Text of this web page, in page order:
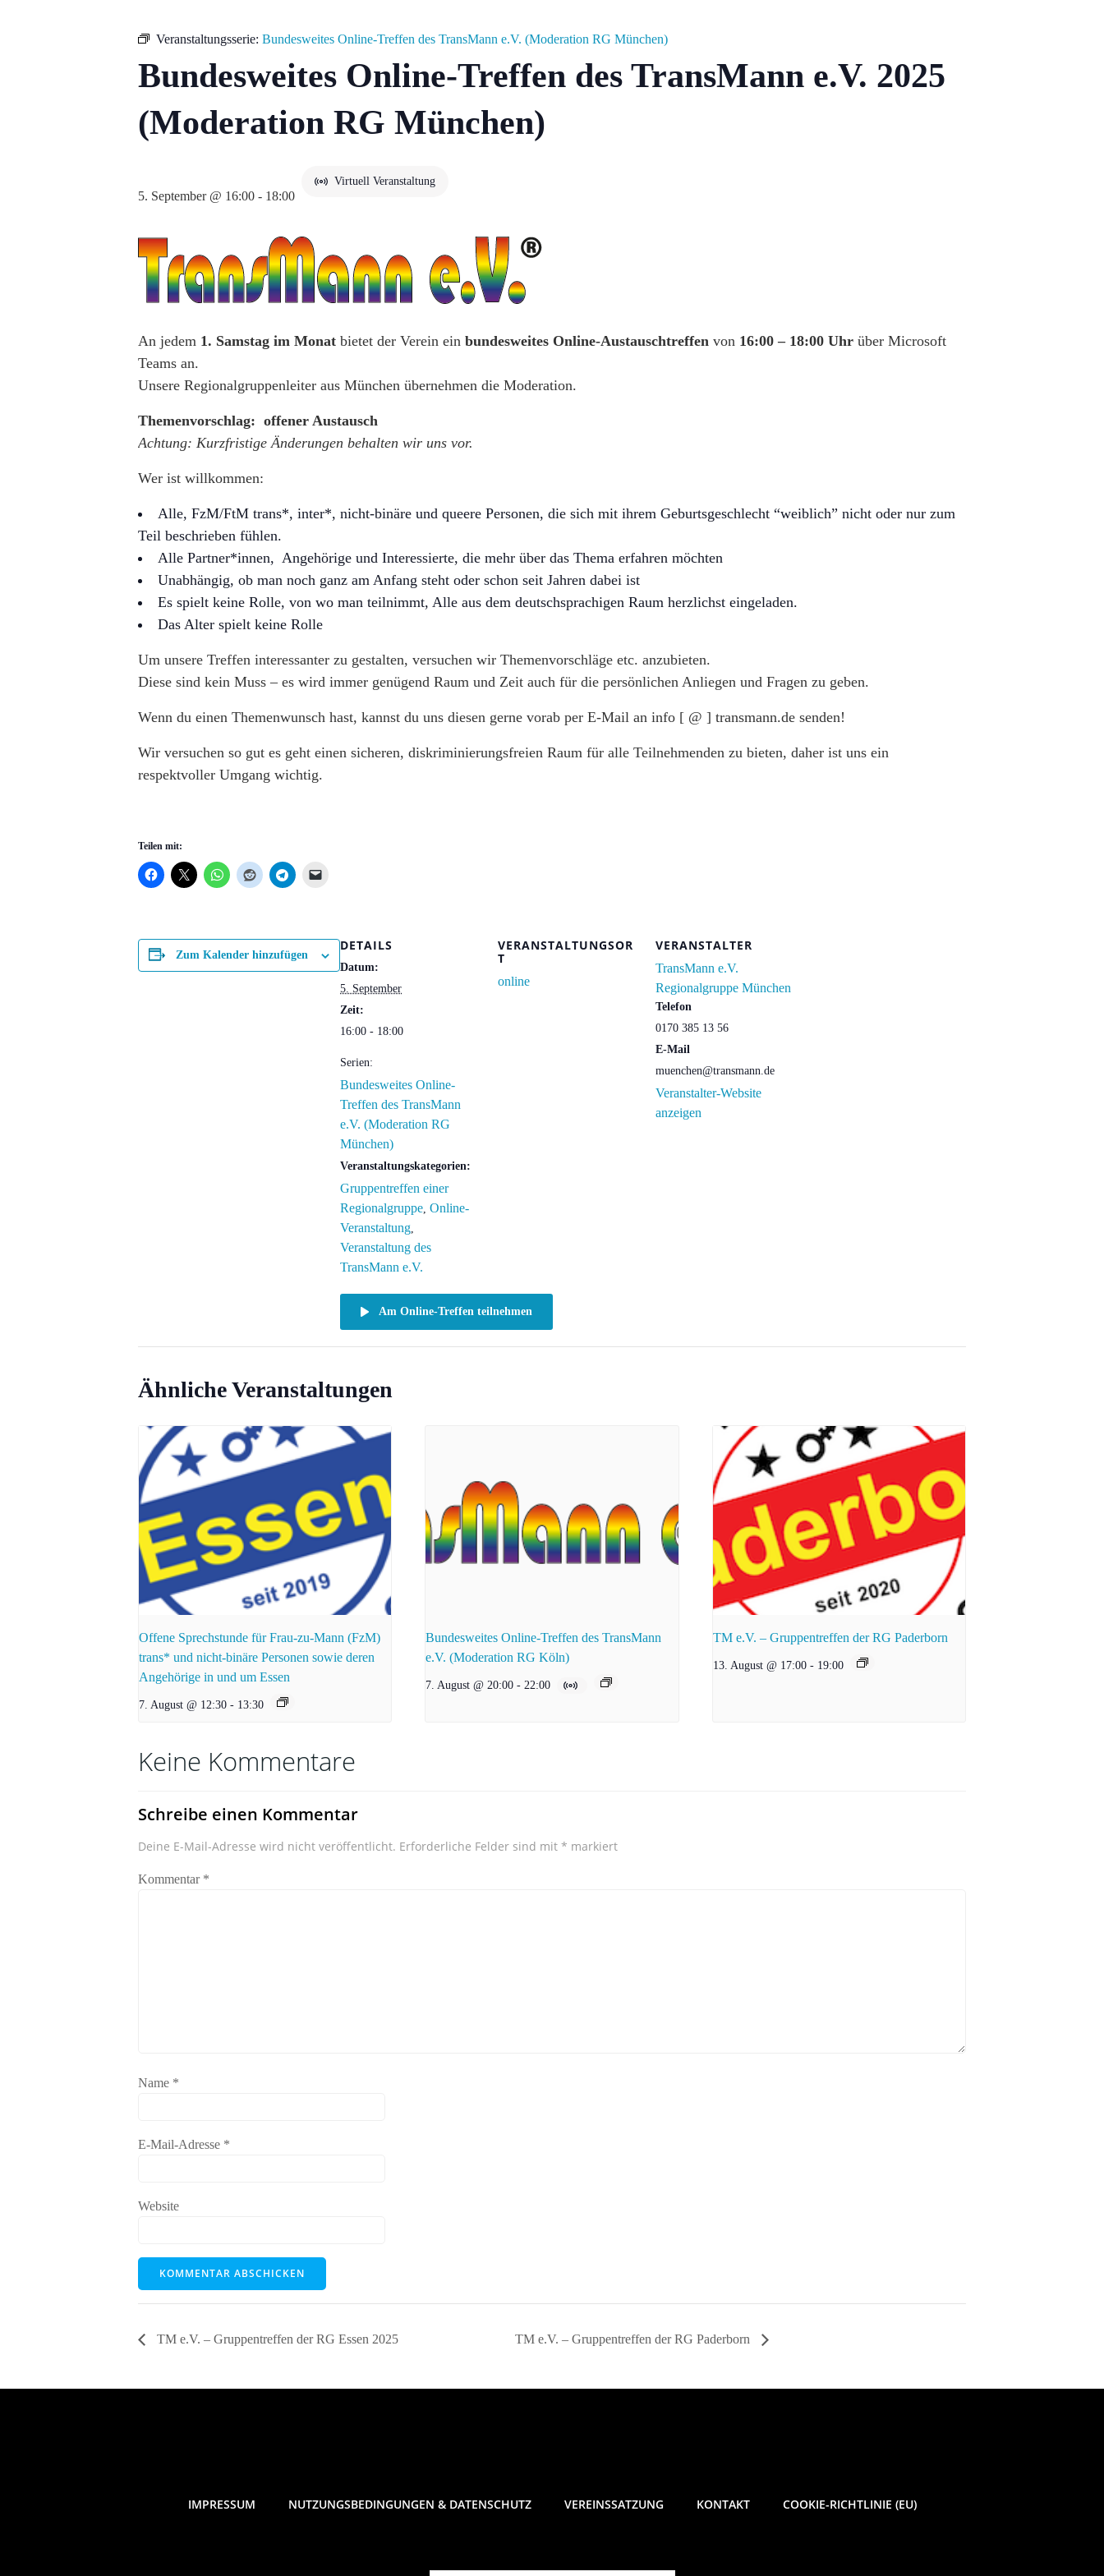
Veranstaltungsserie: Bundesweites Online-Treffen des TransMann e.V. (Moderation RG München)
Bundesweites Online-Treffen des TransMann e.V. 2025
(Moderation RG München)
5. September @ 16:00 - 18:00
Virtuell Veranstaltung
An jedem 1. Samstag im Monat bietet der Verein ein bundesweites Online-Austauschtreffen von 16:00 – 18:00 Uhr über Microsoft
Teams an.
Unsere Regionalgruppenleiter aus München übernehmen die Moderation.
Themenvorschlag: offener Austausch
Achtung: Kurzfristige Änderungen behalten wir uns vor.
Wer ist willkommen:
Alle, FzM/FtM trans*, inter*, nicht-binäre und queere Personen, die sich mit ihrem Geburtsgeschlecht “weiblich” nicht oder nur zum
Teil beschrieben fühlen.
Alle Partner*innen, Angehörige und Interessierte, die mehr über das Thema erfahren möchten
Unabhängig, ob man noch ganz am Anfang steht oder schon seit Jahren dabei ist
Es spielt keine Rolle, von wo man teilnimmt, Alle aus dem deutschsprachigen Raum herzlichst eingeladen.
Das Alter spielt keine Rolle
Um unsere Treffen interessanter zu gestalten, versuchen wir Themenvorschläge etc. anzubieten.
Diese sind kein Muss – es wird immer genügend Raum und Zeit auch für die persönlichen Anliegen und Fragen zu geben.
Wenn du einen Themenwunsch hast, kannst du uns diesen gerne vorab per E-Mail an info [ @ ] transmann.de senden!
Wir versuchen so gut es geht einen sicheren, diskriminierungsfreien Raum für alle Teilnehmenden zu bieten, daher ist uns ein
respektvoller Umgang wichtig.
Teilen mit:
Zum Kalender hinzufügen
DETAILS
Datum:
5. September
Zeit:
16:00 - 18:00
Serien:
Bundesweites Online-
Treffen des TransMann
e.V. (Moderation RG
München)
Veranstaltungskategorien:
Gruppentreffen einer
Regionalgruppe, Online-
Veranstaltung,
Veranstaltung des
TransMann e.V.
Am Online-Treffen teilnehmen
VERANSTALTUNGSOR
T
online
VERANSTALTER
TransMann e.V.
Regionalgruppe München
Telefon
0170 385 13 56
E-Mail
muenchen@transmann.de
Veranstalter-Website
anzeigen
Ähnliche Veranstaltungen
Offene Sprechstunde für Frau-zu-Mann (FzM)
trans* und nicht-binäre Personen sowie deren
Angehörige in und um Essen
7. August @ 12:30 - 13:30
Bundesweites Online-Treffen des TransMann
e.V. (Moderation RG Köln)
7. August @ 20:00 - 22:00
TM e.V. – Gruppentreffen der RG Paderborn
13. August @ 17:00 - 19:00
Keine Kommentare
Schreibe einen Kommentar
Deine E-Mail-Adresse wird nicht veröffentlicht. Erforderliche Felder sind mit * markiert
Kommentar *
Name *
E-Mail-Adresse *
Website
TM e.V. – Gruppentreffen der RG Essen 2025 TM e.V. – Gruppentreffen der RG Paderborn
IMPRESSUM NUTZUNGSBEDINGUNGEN & DATENSCHUTZ VEREINSSATZUNG KONTAKT COOKIE-RICHTLINIE (EU)